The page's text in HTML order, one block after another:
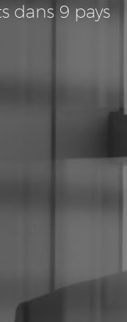
dans 9 pays